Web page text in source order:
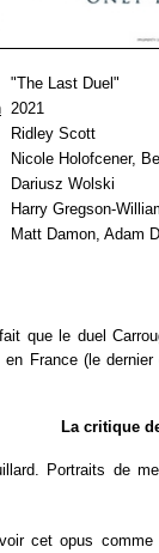
"The Last Duel"
2021
Ridley Scott
Nicole Holofcener,
Dariusz Wolski
Harry Gregson-
Matt Damon, Adam
que le duel
en France (le
La critique
Portraits de
cet opus